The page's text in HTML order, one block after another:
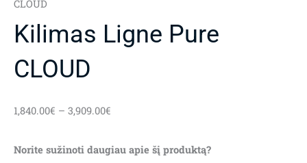
CLOUD
Kilimas Ligne Pure
CLOUD
1,840.00€ – 3,909.00€
through
Norite sužinoti daugiau apie šį produktą?